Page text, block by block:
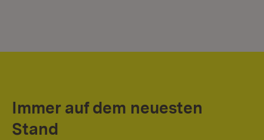
Immer auf dem neuesten
Stand